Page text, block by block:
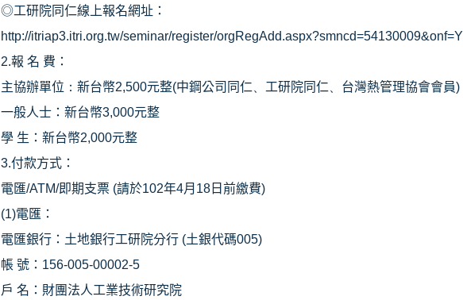
◎工研院同仁線上報名網址：
http://itriap3.itri.org.tw/seminar/register/orgRegAdd.aspx?smncd=54130009&onf=Y
2.報 名 費：
主協辦單位 ： 新台幣2,500元整(中鋼公司同仁 工研院同仁 台灣熱管理協會會員)
一般人士：新台幣3,000元整
學 生：新台幣2,000元整
3.付款方式：
電匯/ATM/即期支票 (請於102年4月 18 日前繳費)
(1)電匯：
電匯銀行：土地銀行工研院分行 (土銀代碼005)
帳 號： 156-005-00002-5
戶 名：財團法人工業技術研究院